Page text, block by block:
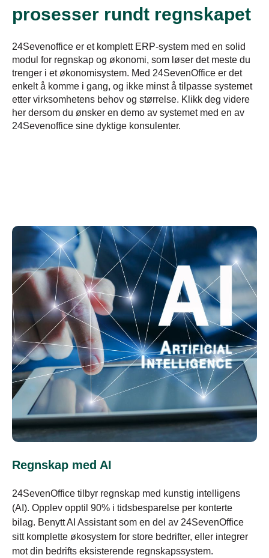
prosesser rundt regnskapet
24Sevenoffice er et komplett ERP-system med en solid
modul for regnskap og økonomi, som løser det meste du
trenger i et økonomisystem. Med 24SevenOffice er det
enkelt å komme i gang, og ikke minst å tilpasse systemet
etter virksomhetens behov og størrelse. Klikk deg videre
her dersom du ønsker en demo av systemet med en av
24Sevenoffice sine dyktige konsulenter.
Regnskap med AI
24SevenOffice tilbyr regnskap med kunstig intelligens
(AI). Opplev opptil 90% i tidsbesparelse per konterte
bilag. Benytt AI Assistant som en del av 24SevenOffice
sitt komplette økosystem for store bedrifter, eller integrer
mot din bedrifts eksisterende regnskapssystem.